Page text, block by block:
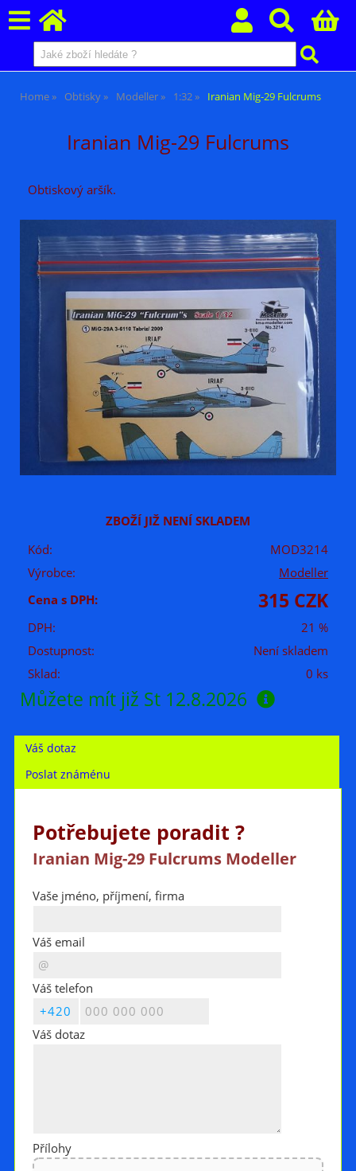
Home Obtisky Modeller 1:32 Iranian Mig-29 Fulcrums
Iranian Mig-29 Fulcrums
Obtiskový aršík.
ZBOŽÍ JIŽ NENÍ SKLADEM
Kód:
MOD3214
Výrobce:
Modeller
Cena s DPH:
315 CZK
DPH:
21 %
Dostupnost:
Není skladem
Sklad:
0 ks
Můžete mít již St 12.8.2026
Váš dotaz
Poslat známénu
Potřebujete poradit ?
Iranian Mig-29 Fulcrums Modeller
Vaše jméno, příjmení, firma
Váš email
Váš telefon
Váš dotaz
Přílohy